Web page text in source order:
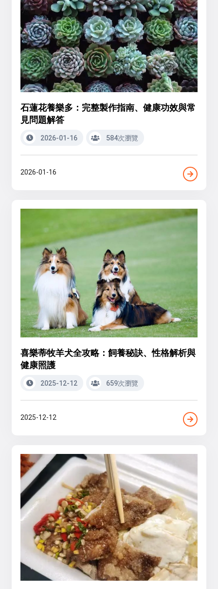
石蓮花養樂多：完整製作指南、健康功效與常
見問題解答
2026-01-16 584次瀏覽
2026-01-16
喜樂蒂牧羊犬全攻略：飼養秘訣、性格解析與
健康照護
2025-12-12 659次瀏覽
2025-12-12